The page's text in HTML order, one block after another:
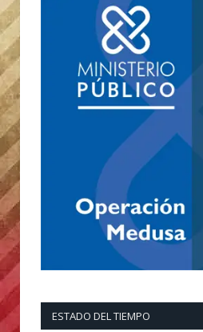
ESTADO DEL TIEMPO